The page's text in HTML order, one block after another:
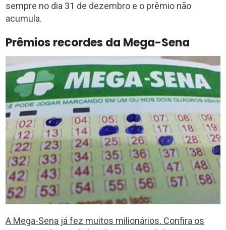
sempre no dia 31 de dezembro e o prêmio não
acumula.
Prêmios recordes da Mega-Sena
A Mega-Sena já fez muitos milionários. Confira os